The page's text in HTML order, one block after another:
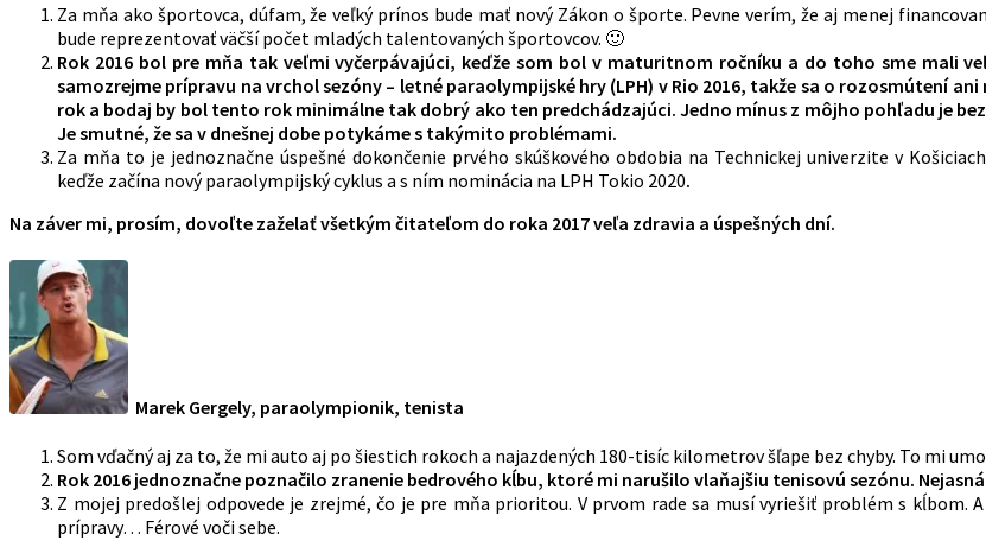
Za mňa ako športovca, dúfam, že veľký prínos bude mať nový Zákon o športe. Pevne verím, že aj menej
bude reprezentovať väčší počet mladých talentovaných športovcov. 🙂
Rok 2016 bol pre mňa tak veľmi vyčerpávajúci, keďže som bol v maturitnom ročníku a do toho sme mali
samozrejme prípravu na vrchol sezóny – letné paraolympijské hry (LPH) v Rio 2016, takže sa o rozosmútení
rok a bodaj by bol tento rok minimálne tak dobrý ako ten predchádzajúci. Jedno mínus z môjho pohľadu je
Je smutné, že sa v dnešnej dobe potykáme s takýmito problémami.
Za mňa to je jednoznačne úspešné dokončenie prvého skúškového obdobia na Technickej univerzite v
keďže začína nový paraolympijský cyklus a s ním nominácia na LPH Tokio 2020.
Na záver mi, prosím, dovoľte zaželať všetkým čitateľom do roka 2017 veľa zdravia a úspešných dní.
Marek Gergely, paraolympionik, tenista
Som vďačný aj za to, že mi auto aj po šiestich rokoch a najazdených 180-tisíc kilometrov šľape bez chyby. To mi
Rok 2016 jednoznačne poznačilo zranenie bedrového kĺbu, ktoré mi narušilo vlaňajšiu tenisovú sezónu.
Z mojej predošlej odpovede je zrejmé, čo je pre mňa prioritou. V prvom rade sa musí vyriešiť problém s kĺbom.
prípravy… Férové voči sebe.